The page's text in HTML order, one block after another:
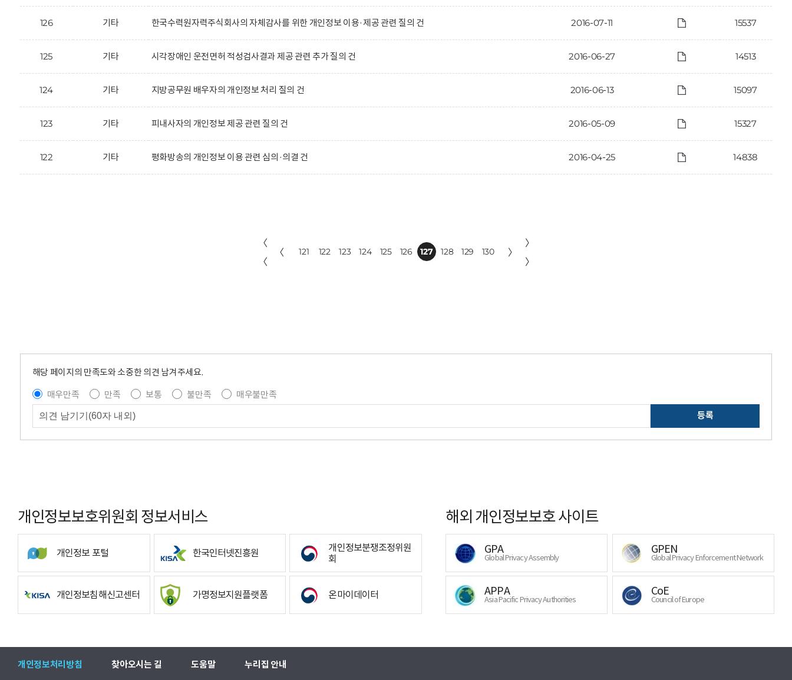
126 기타 한국수력원자력주식회사의 자체감사를 위한 개인정보 이용·제공 관련 질의 건 2016-07-11 15537
125 기타 시각장애인 운전면허 적성검사결과 제공 관련 추가 질의 건 2016-06-27 14513
124 기타 지방공무원 배우자의 개인정보 처리 질의 건 2016-06-13 15097
123 기타 피내사자의 개인정보 제공 관련 질의 건 2016-05-09 15327
122 기타 평화방송의 개인정보 이용 관련 심의·의결 건 2016-04-25 14838
〈
〈
〈 121 122 123 124 125 126 127 128 129 130 〉
〉
〉
해당 페이지의 만족도와 소중한 의견 남겨주세요.
매우만족
만족 보통 불만족
매우불만족
등록
개인정보보호위원회 정보서비스
개인정보 포털 한국인터넷진흥원
개인정보분쟁조정위원
회
개인정보침해신고센터 가명정보지원플랫폼 온마이데이터
해외 개인정보보호 사이트
GPA
Global Privacy Assembly
GPEN
Global Privacy Enforcement Network
APPA
Asia Pacific Privacy Authorities
CoE
Council of Europe
개인정보처리방침 찾아오시는 길 도움말 누리집 안내